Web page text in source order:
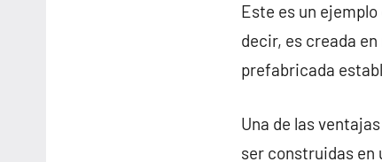
Este es un ejemplo
decir, es creada
prefabricada
Una de las
ser construidas en